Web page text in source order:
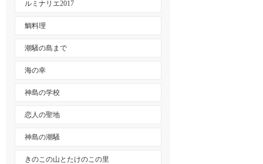
ルミナリエ2017
鯛料理
潮騒の島まで
海の幸
神島の学校
恋人の聖地
神島の潮騒
きのこの山とたけのこの里